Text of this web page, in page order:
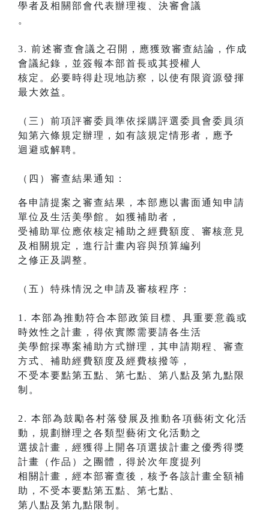
學者及相關部會代表辦理複、決審會議
。
3. 前述審查會議之召開，應獲致審查結論，作成
會議紀錄，並簽報本部首長或其授權人
核定。必要時得赴現地訪察，以使有限資源發揮
最大效益。
（三）前項評審委員準依採購評選委員會委員須
知第六條規定辦理，如有該規定情形者，應予
迴避或解聘。
（四）審查結果通知：
各申請提案之審查結果，本部應以書面通知申請
單位及生活美學館。如獲補助者，
受補助單位應依核定補助之經費額度、審核意見
及相關規定，進行計畫內容與預算編列
之修正及調整。
（五）特殊情況之申請及審核程序：
1. 本部為推動符合本部政策目標、具重要意義或
時效性之計畫，得依實際需要請各生活
美學館採專案補助方式辦理，其申請期程、審查
方式、補助經費額度及經費核撥等，
不受本要點第五點、第七點、第八點及第九點限
制。
2. 本部為鼓勵各村落發展及推動各項藝術文化活
動，規劃辦理之各類型藝術文化活動之
選拔計畫，經獲得上開各項選拔計畫之優秀得獎
計畫（作品）之團體，得於次年度提列
相關計畫，經本部審查後，核予各該計畫全額補
助，不受本要點第五點、第七點、
第八點及第九點限制。